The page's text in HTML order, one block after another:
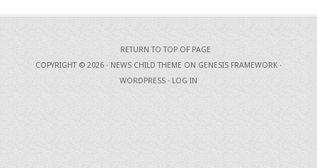
RETURN TO TOP OF PAGE
COPYRIGHT © 2026 · NEWS CHILD THEME ON GENESIS FRAMEWORK ·
WORDPRESS · LOG IN